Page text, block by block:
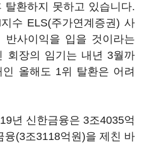
탈환하지 못하고 있습니다.
수 ELS(주가연계증권) 사
반사이익을 입을 것이라는
회장의 임기는 내년 3월까
올해도 1위 탈환은 어려
년 신한금융은 3조4035억
(3조3118억원)을 제친 바